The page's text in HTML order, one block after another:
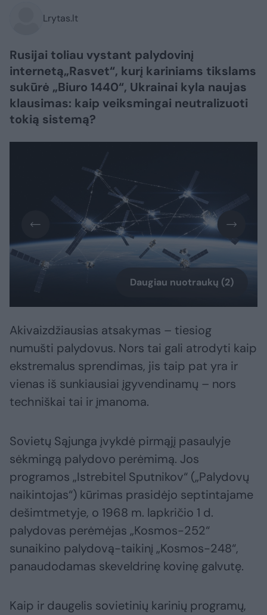
Lrytas.lt
Rusijai toliau vystant palydovinį
internetą„Rasvet“, kurį kariniams tikslams
sukūrė „Biuro 1440“, Ukrainai kyla naujas
klausimas: kaip veiksmingai neutralizuoti
tokią sistemą?
Daugiau nuotraukų (2)
Akivaizdžiausias atsakymas – tiesiog
numušti palydovus. Nors tai gali atrodyti kaip
ekstremalus sprendimas, jis taip pat yra ir
vienas iš sunkiausiai įgyvendinamų – nors
techniškai tai ir įmanoma.
Sovietų Sąjunga įvykdė pirmąjį pasaulyje
sėkmingą palydovo perėmimą. Jos
programos „Istrebitel Sputnikov“ („Palydovų
naikintojas“) kūrimas prasidėjo septintajame
dešimtmetyje, o 1968 m. lapkričio 1 d.
palydovas perėmėjas „Kosmos-252“
sunaikino palydovą-taikinį „Kosmos-248“,
panaudodamas skeveldrinę kovinę galvutę.
Kaip ir daugelis sovietinių karinių programų,